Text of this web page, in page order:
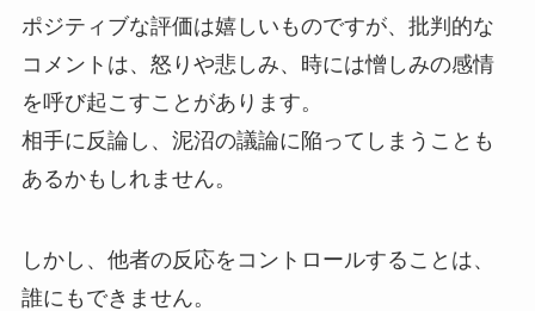
ポジティブな評価は嬉しいものですが、批判的な
コメントは、怒りや悲しみ、時には憎しみの感情
を呼び起こすことがあります。
相手に反論し、泥沼の議論に陥ってしまうことも
あるかもしれません。
しかし、他者の反応をコントロールすることは、
誰にもできません。